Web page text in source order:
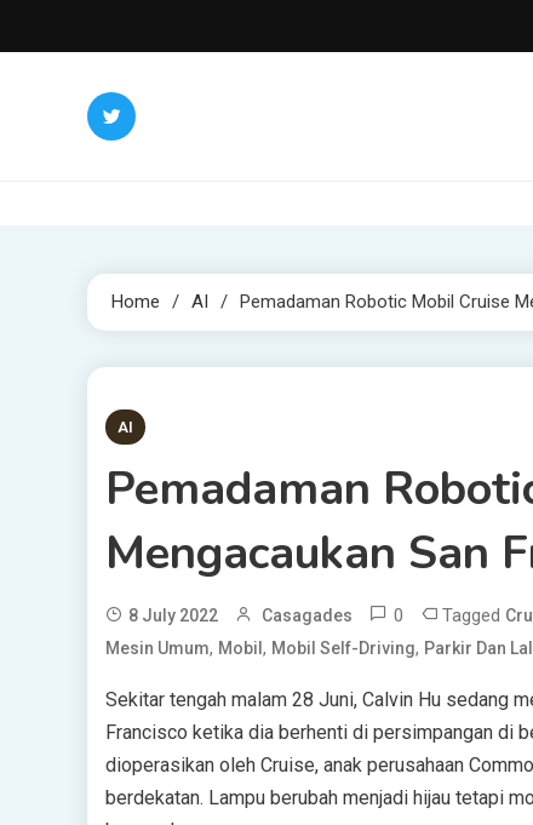
to
Home AI Pemadaman Robotic Mobil Cruise
4 MINS READ
AI
Pemadaman
Mengacaukan San
8 July 2022 Casagades 0 Tagged
Mesin Umum, Mobil , Mobil Self-Driving, Parkir Dan
Sekitar tengah malam 28 Juni, Calvin Hu sedang
Francisco ketika dia berhenti di persimpangan di
dioperasikan oleh Cruise, anak perusahaan
berdekatan. Lampu berubah menjadi hijau tetapi